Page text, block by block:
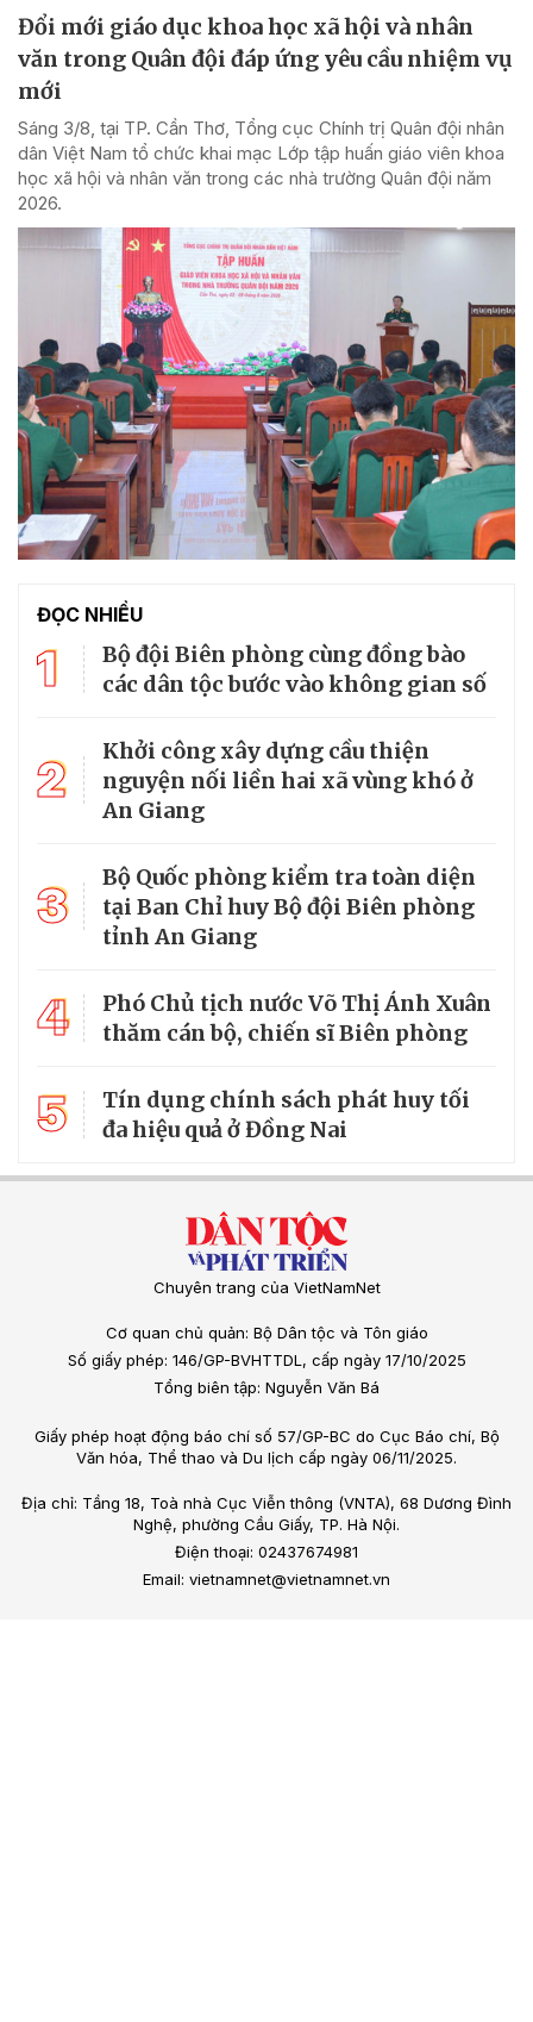
Đổi mới giáo dục khoa học xã hội và nhân
văn trong Quân đội đáp ứng yêu cầu nhiệm vụ
mới
Sáng 3/8, tại TP. Cần Thơ, Tổng cục Chính trị Quân đội nhân
dân Việt Nam tổ chức khai mạc Lớp tập huấn giáo viên khoa
học xã hội và nhân văn trong các nhà trường Quân đội năm
2026.
ĐỌC NHIỀU
1
Bộ đội Biên phòng cùng đồng bào
các dân tộc bước vào không gian số
2
Khởi công xây dựng cầu thiện
nguyện nối liền hai xã vùng khó ở
An Giang
3
Bộ Quốc phòng kiểm tra toàn diện
tại Ban Chỉ huy Bộ đội Biên phòng
tỉnh An Giang
4
Phó Chủ tịch nước Võ Thị Ánh Xuân
thăm cán bộ, chiến sĩ Biên phòng
5
Tín dụng chính sách phát huy tối
đa hiệu quả ở Đồng Nai
Chuyên trang của VietNamNet
Cơ quan chủ quản: Bộ Dân tộc và Tôn giáo
Số giấy phép: 146/GP-BVHTTDL, cấp ngày 17/10/2025
Tổng biên tập: Nguyễn Văn Bá
Giấy phép hoạt động báo chí số 57/GP-BC do Cục Báo chí, Bộ
Văn hóa, Thể thao và Du lịch cấp ngày 06/11/2025.
Địa chỉ: Tầng 18, Toà nhà Cục Viễn thông (VNTA), 68 Dương Đình
Nghệ, phường Cầu Giấy, TP. Hà Nội.
Điện thoại: 02437674981
Email: vietnamnet@vietnamnet.vn